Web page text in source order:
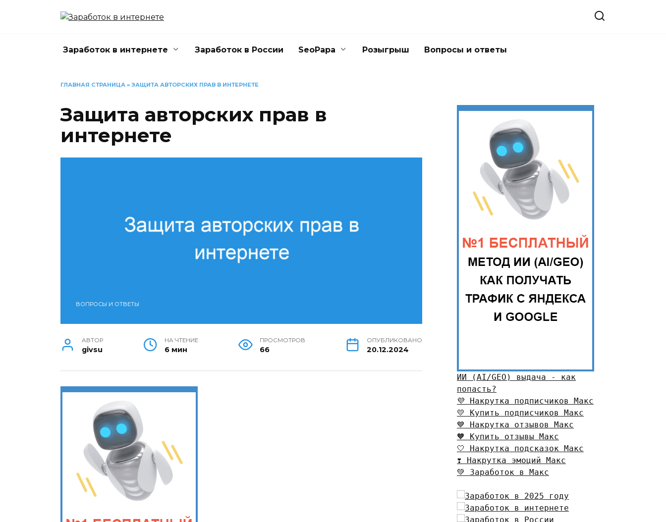
Заработок в интернете Заработок в России SeoPapa Розыгрыш Вопросы и ответы
ГЛАВНАЯ СТРАНИЦА » ЗАЩИТА АВТОРСКИХ ПРАВ В ИНТЕРНЕТЕ
Защита авторских прав в
интернете
ВОПРОСЫ И ОТВЕТЫ
АВТОР
givsu
НА ЧТЕНИЕ
6 мин
ПРОСМОТРОВ
66
ОПУБЛИКОВАНО
20.12.2024
ИИ (AI/GEO) выдача - как
попасть?
💜 Накрутка подписчиков Макс
💛 Купить подписчиков Макс
💙 Накрутка отзывов Макс
🧡 Купить отзывы Макс
🤍 Накрутка подсказок Макс
❣️ Накрутка эмоций Макс
💚 Заработок в Макс